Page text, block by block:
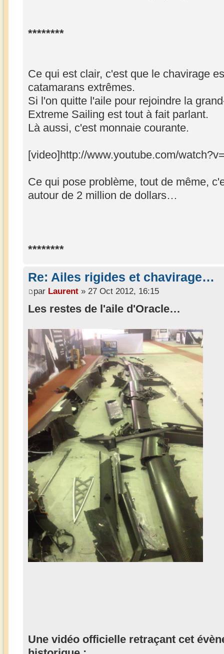
********
Ce qui est clair, c'est que le chavirage
catamarans extrêmes.
Si l'on quitte l'aile pour rejoindre la
Extreme Sailing est tout à fait parlant.
Là aussi, c'est monnaie courante.
[video]http://www.youtube.com/
Ce qui pose problème, tout de même,
autour de 2 million de dollars…
********
Re: Ailes rigides et chavirage…
par Laurent » 27 Oct 2012, 16:15
Les restes de l'aile d'Oracle…
Une vidéo officielle retraçant cet